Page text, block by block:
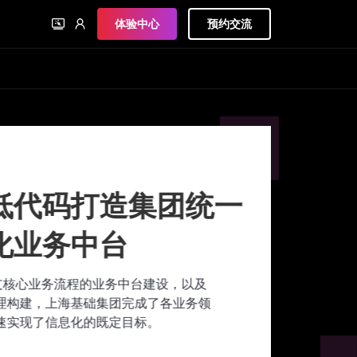
体验中心 预约交流
码打造集团统一
务中台
务流程的业务中台建设，以及
上海基础集团完成了各业务领
信息化的既定目标。